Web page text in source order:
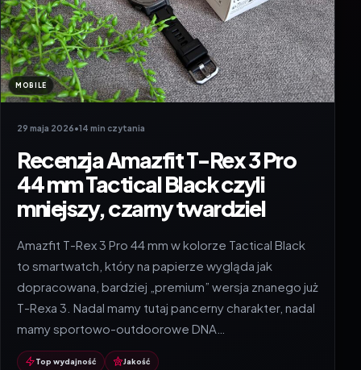
MOBILE
29 maja 2026•14 min czytania
Recenzja Amazfit T-Rex 3 Pro
44 mm Tactical Black czyli
mniejszy, czarny twardziel
Amazfit T-Rex 3 Pro 44 mm w kolorze Tactical Black
to smartwatch, który na papierze wygląda jak
dopracowana, bardziej „premium” wersja znanego już
T-Rexa 3. Nadal mamy tutaj pancerny charakter, nadal
mamy sportowo-outdoorowe DNA…
Top wydajność Jakość